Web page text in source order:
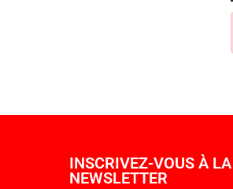
INSCRIVEZ-VOUS À LA
NEWSLETTER